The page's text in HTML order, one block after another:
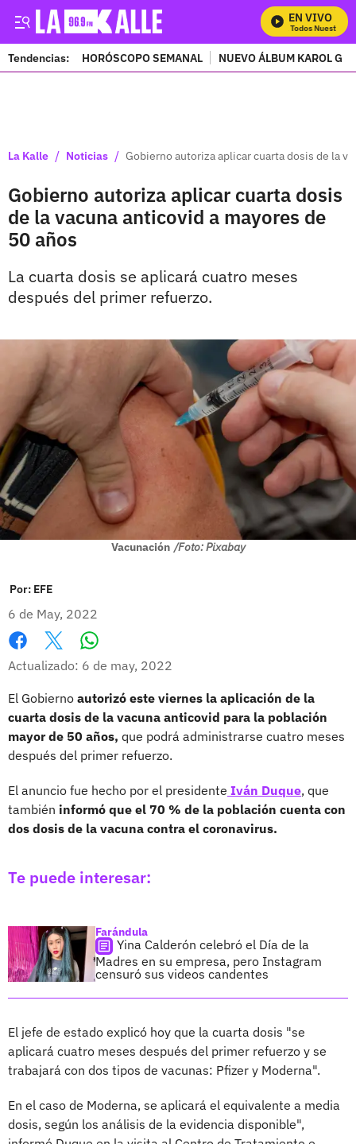
EN VIVO
Mira Todos Nuestros
Tendencias: HORÓSCOPO SEMANAL NUEVO ÁLBUM KAROL G
La Kalle / Noticias / Gobierno autoriza aplicar cuarta dosis de la
Gobierno autoriza aplicar cuarta dosis
de la vacuna anticovid a mayores de
50 años
La cuarta dosis se aplicará cuatro meses
después del primer refuerzo.
Vacunación /Foto: Pixabay
Por: EFE
6 de May, 2022
Facebook
X
Actualizado: 6 de may, 2022
El Gobierno autorizó este viernes la aplicación de la
cuarta dosis de la vacuna anticovid para la población
mayor de 50 años, que podrá administrarse cuatro meses
después del primer refuerzo.
El anuncio fue hecho por el presidente Iván Duque, que
también informó que el 70 % de la población cuenta con
dos dosis de la vacuna contra el coronavirus.
Te puede interesar:
Farándula
Yina Calderón celebró el Día de la
Madres en su empresa, pero Instagram
censuró sus videos candentes
El jefe de estado explicó hoy que la cuarta dosis "se
aplicará cuatro meses después del primer refuerzo y se
trabajará con dos tipos de vacunas: Pfizer y Moderna".
En el caso de Moderna, se aplicará el equivalente a media
dosis, según los análisis de la evidencia disponible",